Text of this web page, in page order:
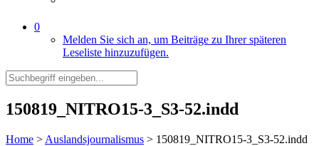
0
Melden Sie sich an, um Beiträge zu Ihrer späteren
Leseliste hinzuzufügen.
150819_NITRO15-3_S3-52.indd
Home > Auslandsjournalismus > 150819_NITRO15-3_S3-52.indd